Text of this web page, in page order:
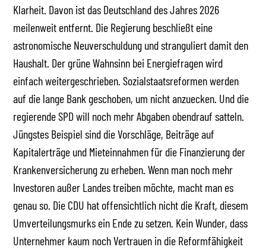
Klarheit. Davon ist das Deutschland des Jahres 2026
meilenweit entfernt. Die Regierung beschließt eine
astronomische Neuverschuldung und stranguliert damit den
Haushalt. Der grüne Wahnsinn bei Energiefragen wird
einfach weitergeschrieben. Sozialstaatsreformen werden
auf die lange Bank geschoben, um nicht anzuecken. Und die
regierende SPD will noch mehr Abgaben obendrauf satteln.
Jüngstes Beispiel sind die Vorschläge, Beiträge auf
Kapitalerträge und Mieteinnahmen für die Finanzierung der
Krankenversicherung zu erheben. Wenn man noch mehr
Investoren außer Landes treiben möchte, macht man es
genau so. Die CDU hat offensichtlich nicht die Kraft, diesem
Umverteilungsmurks ein Ende zu setzen. Kein Wunder, dass
Unternehmer kaum noch Vertrauen in die Reformfähigkeit